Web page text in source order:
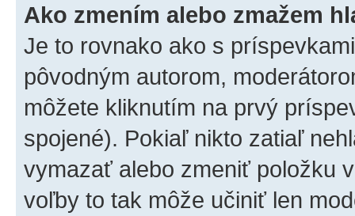
Ako zmením alebo zmažem
Je to rovnako ako s
pôvodným autorom,
môžete kliknutím na prvý
spojené). Pokiaľ nikto zatiaľ
vymazať alebo zmeniť položku
voľby to tak môže učiniť len